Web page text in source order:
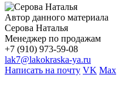
Автор данного материала
Серова Наталья
Менеджер по продажам
+7 (910) 973-59-08
lak7@lakokraska-ya.ru
Написать на почту VK Max